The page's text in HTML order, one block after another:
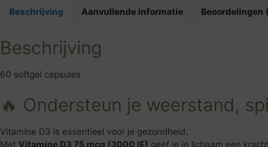
Beschrijving Aanvullende informatie Beoordelingen
Beschrijving
60 softgel capsules
🔥 Ondersteun je weerstand,
Vitamine D3 is essentieel voor je gezondheid.
Met Vitamine D3 75 mcg (3000 IE) geef je je lichaam een